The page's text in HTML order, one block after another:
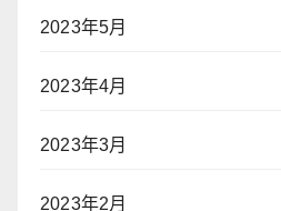
2023年5月
2023年4月
2023年3月
2023年2月